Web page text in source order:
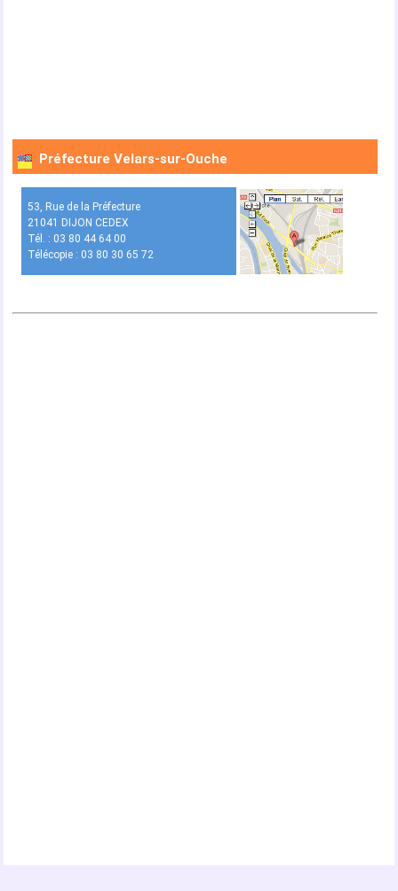
Préfecture Velars-sur-Ouche
53, Rue de la Préfecture
21041 DIJON CEDEX
Tél. : 03 80 44 64 00
Télécopie : 03 80 30 65 72